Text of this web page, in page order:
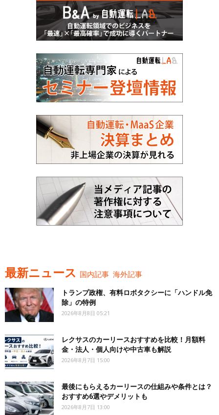
最新ニュース 国内記事 海外記事
トランプ政権、有料ロボタクシーに「ハンドル免
除」の特例
2026年8月8日 05:21
レクサスのカーリースおすすめを比較！月額料
金・法人・個人向けや中古車も解説
2026年8月7日 15:00
最後にもらえるカーリースの仕組みや条件とは？
おすすめ6選やデメリットも
2026年8月7日 13:00